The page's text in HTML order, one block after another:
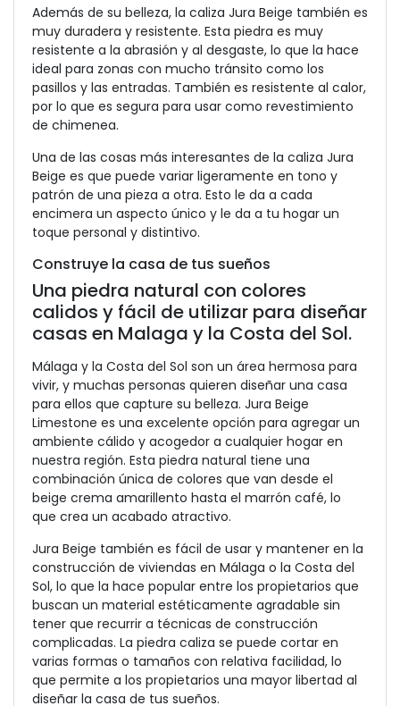
Además de su belleza, la caliza Jura Beige también es
muy duradera y resistente. Esta piedra es muy
resistente a la abrasión y al desgaste, lo que la hace
ideal para zonas con mucho tránsito como los
pasillos y las entradas. También es resistente al calor,
por lo que es segura para usar como revestimiento
de chimenea.
Una de las cosas más interesantes de la caliza Jura
Beige es que puede variar ligeramente en tono y
patrón de una pieza a otra. Esto le da a cada
encimera un aspecto único y le da a tu hogar un
toque personal y distintivo.
Construye la casa de tus sueños
Una piedra natural con colores
calidos y fácil de utilizar para diseñar
casas en Malaga y la Costa del Sol.
Málaga y la Costa del Sol son un área hermosa para
vivir, y muchas personas quieren diseñar una casa
para ellos que capture su belleza. Jura Beige
Limestone es una excelente opción para agregar un
ambiente cálido y acogedor a cualquier hogar en
nuestra región. Esta piedra natural tiene una
combinación única de colores que van desde el
beige crema amarillento hasta el marrón café, lo
que crea un acabado atractivo.
Jura Beige también es fácil de usar y mantener en la
construcción de viviendas en Málaga o la Costa del
Sol, lo que la hace popular entre los propietarios que
buscan un material estéticamente agradable sin
tener que recurrir a técnicas de construcción
complicadas. La piedra caliza se puede cortar en
varias formas o tamaños con relativa facilidad, lo
que permite a los propietarios una mayor libertad al
diseñar la casa de tus sueños.